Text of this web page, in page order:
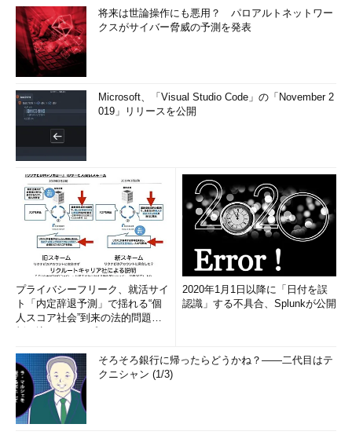
将来は世論操作にも悪用？ パロアルトネットワー
クスがサイバー脅威の予測を発表
Microsoft、「Visual Studio Code」の「November 2
019」リリースを公開
プライバシーフリーク、就活サイ
ト「内定辞退予測」で揺れる“個
人スコア社会”到来の法的問題に
2020年1月1日以降に「日付を誤
認識」する不具合、Splunkが公開
そろそろ銀行に帰ったらどうかね？――二代目はテ
クニシャン (1/3)